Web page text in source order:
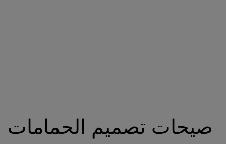
صيحات تصميم الحمامات